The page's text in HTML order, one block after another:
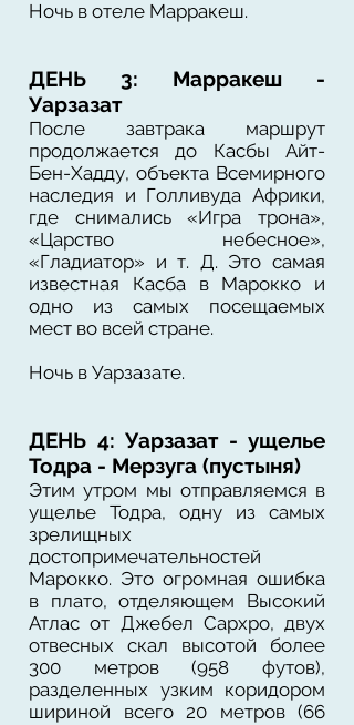
Ночь в отеле Марракеш.
ДЕНЬ 3: Марракеш -
Уарзазат
После завтрака маршрут
продолжается до Касбы Айт-
Бен-Хадду, объекта Всемирного
наследия и Голливуда Африки,
где снимались «Игра трона»,
«Царство небесное»,
«Гладиатор» и т. Д. Это самая
известная Касба в Марокко и
одно из самых посещаемых
мест во всей стране.
Ночь в Уарзазате.
ДЕНЬ 4: Уарзазат - ущелье
Тодра - Мерзуга (пустыня)
Этим утром мы отправляемся в
ущелье Тодра, одну из самых
зрелищных
достопримечательностей
Марокко. Это огромная ошибка
в плато, отделяющем Высокий
Атлас от Джебел Сархро, двух
отвесных скал высотой более
300 метров (958 футов),
разделенных узким коридором
шириной всего 20 метров (66